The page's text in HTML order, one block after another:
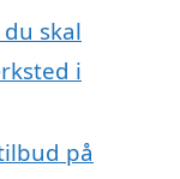
skal
i
på